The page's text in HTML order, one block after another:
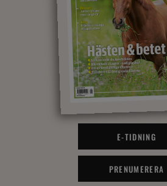
E-TIDNING
PRENUMERERA